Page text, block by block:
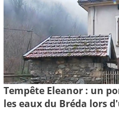
Tempête Eleanor : un
les eaux du Bréda lors